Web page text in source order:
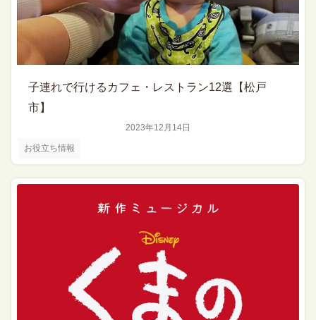
お役立ち情報
2023年12月14日
子連れで行けるカフェ・レストラン12選【松戸
市】